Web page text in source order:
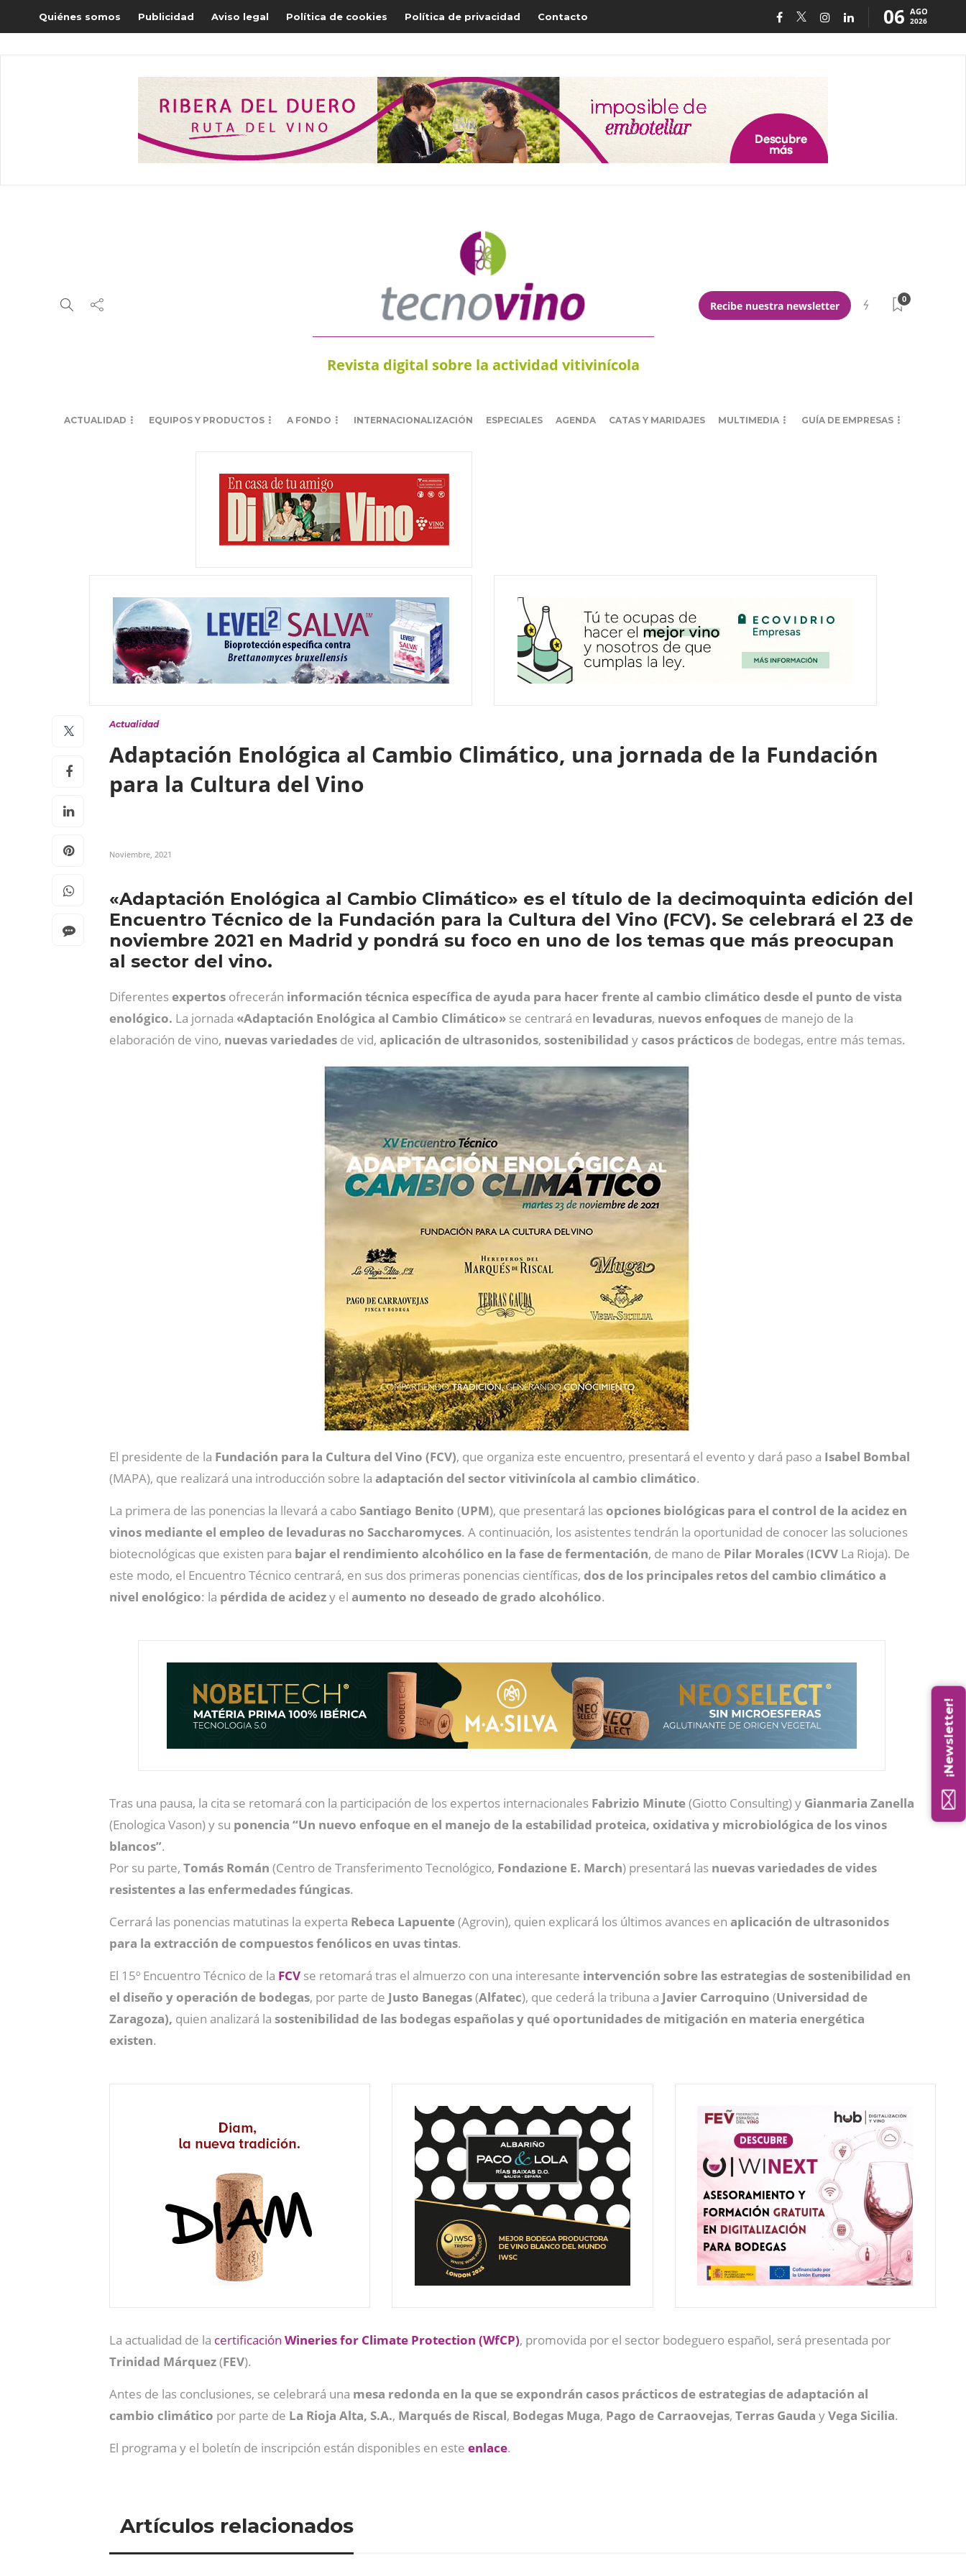
Quiénes somos Publicidad Aviso legal Política de cookies Política de privacidad Contacto 06 AGO
2026
Revista digital sobre la actividad vitivinícola
Recibe nuestra newsletter
0
ACTUALIDAD EQUIPOS Y PRODUCTOS A FONDO INTERNACIONALIZACIÓN ESPECIALES AGENDA CATAS Y MARIDAJES MULTIMEDIA GUÍA DE EMPRESAS
Actualidad
Adaptación Enológica al Cambio Climático, una jornada de la Fundación
para la Cultura del Vino
Noviembre, 2021
«Adaptación Enológica al Cambio Climático» es el título de la decimoquinta edición del
Encuentro Técnico de la Fundación para la Cultura del Vino (FCV). Se celebrará el 23 de
noviembre 2021 en Madrid y pondrá su foco en uno de los temas que más preocupan
al sector del vino.
Diferentesexpertos ofrecerán información técnica específica de ayuda para hacer frente al cambio climático desde el punto de vista
enológico. La jornada «Adaptación Enológica al Cambio Climático» se centrará en levaduras, nuevosenfoques de manejo de la
elaboración de vino, nuevasvariedades de vid, aplicación de ultrasonidos, sostenibilidad ycasos prácticos de bodegas, entre más temas.
El presidente de la Fundación para la Cultura del Vino (FCV), que organiza este encuentro, presentará el evento y dará paso a Isabel Bombal
(MAPA), que realizará una introducción sobre la adaptación del sector vitivinícola al cambio climático.
La primera de las ponencias la llevará a caboSantiago Benito (UPM), que presentará lasopciones biológicas para el control de la acidez en
vinos mediante el empleo de levaduras no Saccharomyces. A continuación, los asistentes tendrán la oportunidad de conocer las soluciones
biotecnológicas que existen para bajar el rendimiento alcohólico en la fase de fermentación, de mano de Pilar Morales(ICVV La Rioja). De
este modo, el Encuentro Técnico centrará, en sus dos primeras ponencias científicas, dos de los principales retos del cambio climático a
nivel enológico: la pérdida de acidezy el aumento no deseado de grado alcohólico.
Tras una pausa, la cita se retomará con la participación de los expertos internacionales Fabrizio Minute(Giotto Consulting) y Gianmaria Zanella
(Enologica Vason) y su ponencia “Un nuevo enfoque en el manejo de la estabilidad proteica, oxidativa y microbiológica de los vinos
blancos”.
Por su parte, Tomás Román (Centro de Transferimento Tecnológico, Fondazione E. March) presentará las nuevas variedades de vides
resistentes a las enfermedades fúngicas.
Cerrará las ponencias matutinas la experta Rebeca Lapuente(Agrovin), quien explicará los últimos avances en aplicación de ultrasonidos
para la extracción de compuestos fenólicos en uvas tintas.
El 15º Encuentro Técnico de la FCV se retomará tras el almuerzo con una interesante intervención sobre las estrategias de sostenibilidad en
el diseño y operación de bodegas, por parte de Justo Banegas(Alfatec), que cederá la tribuna a Javier Carroquino (Universidad de
Zaragoza), quien analizará la sostenibilidad de las bodegas españolas y qué oportunidades de mitigación en materia energética
existen.
La actualidad de la certificación Wineries for Climate Protection (WfCP), promovida por el sector bodeguero español, será presentada por
Trinidad Márquez(FEV).
Antes de las conclusiones, se celebrará una mesa redonda en la que se expondrán casos prácticos de estrategias de adaptación al
cambio climático por parte de La Rioja Alta, S.A., Marqués de Riscal, Bodegas Muga, Pago de Carraovejas, Terras Gauda yVega Sicilia.
El programa y el boletín de inscripción están disponibles en este enlace.
Artículos relacionados
¡Newsletter!